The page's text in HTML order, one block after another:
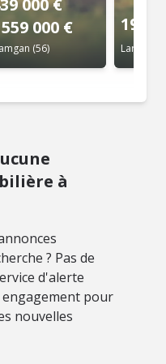
neuf
000 €
559 000 €
(56)
194
Larmor-
à
? Pas de
d'alerte
pour
nouvelles